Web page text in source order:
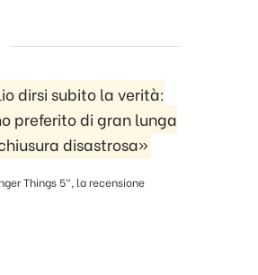
dirsi subito la verità:
preferito di gran lunga
disastrosa»
Things 5", la recensione